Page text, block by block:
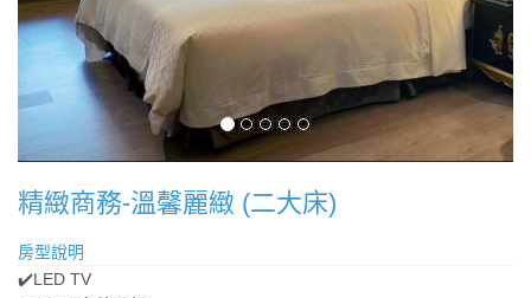
​​精緻商務-溫馨麗緻 (二大床)
房型說明
✔️LED TV